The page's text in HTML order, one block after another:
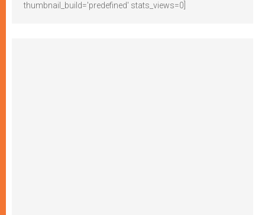
thumbnail_build='predefined' stats_views=0]